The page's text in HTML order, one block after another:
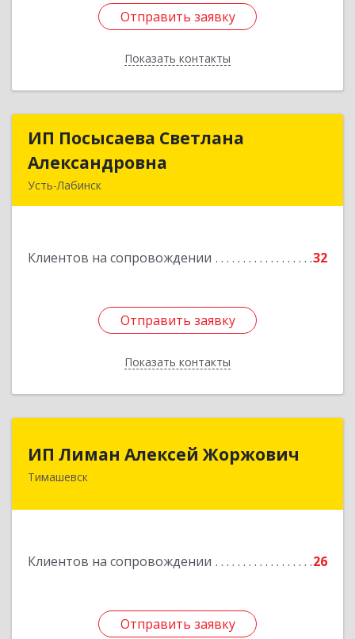
Отправить заявку
Показать контакты
Отправить заявку
Назад
ИП Посысаева Светлана
Александровна
Усть-Лабинск
Клиентов на сопровождении 32
Отправить заявку
Показать контакты
ИП Посысаева Светлана
Подробнее
Отправить заявку
Назад
ИП Лиман Алексей Жоржович
Тимашевск
Клиентов на сопровождении 26
Отправить заявку
ИП Лиман Алексей Жоржович
352731, Краснодарский край, Тимашевский р-н,
Отправить заявку